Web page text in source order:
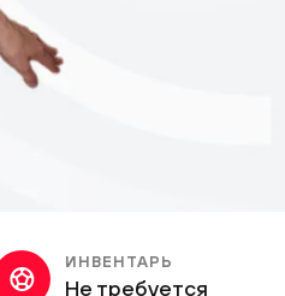
ИНВЕНТАРЬ
Не требуется